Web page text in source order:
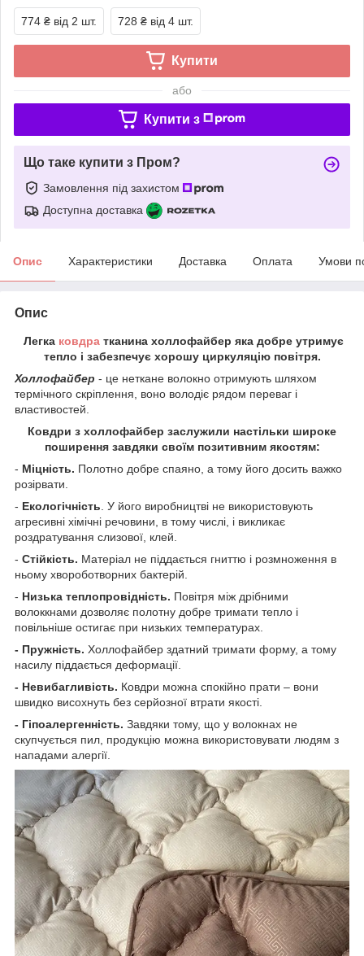
774 ₴ від 2 шт. 728 ₴ від 4 шт.
Купити
або
Купити з
Що таке купити з Пром?
Замовлення під захистом
Доступна доставка
Опис Характеристики Доставка Оплата Умови
Опис
Легка ковдра тканина холлофайбер яка добре утримує
тепло і забезпечує хорошу циркуляцію повітря.
Холлофайбер - це неткане волокно отримують шляхом
термічного скріплення, воно володіє рядом переваг і
властивостей.
Ковдри з холлофайбер заслужили настільки широке
поширення завдяки своїм позитивним якостям:
- Міцність. Полотно добре спаяно, а тому його досить важко
розірвати.
- Екологічність . У його виробництві не використовують
агресивні хімічні речовини, в тому числі, і викликає
роздратування слизової, клей.
- Стійкість. Матеріал не піддається гниттю і розмноження в
ньому хвороботворних бактерій.
- Низька теплопровідність. Повітря між дрібними
волоккнами дозволяє полотну добре тримати тепло і
повільніше остигає при низьких температурах.
- Пружність. Холлофайбер здатний тримати форму, а тому
насилу піддається деформації.
- Невибагливість. Ковдри можна спокійно прати – вони
швидко висохнуть без серйозної втрати якості.
- Гіпоалергенність. Завдяки тому, що у волокнах не
скупчується пил, продукцію можна використовувати людям з
нападами алергії.